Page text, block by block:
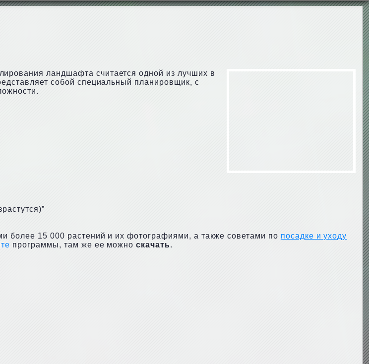
ландшафта считается одной из лучших в
собой специальный планировщик, с
более 15 000 растений и их фотографиями, а также советами по посадке и уходу
программы, там же ее можноскачать.